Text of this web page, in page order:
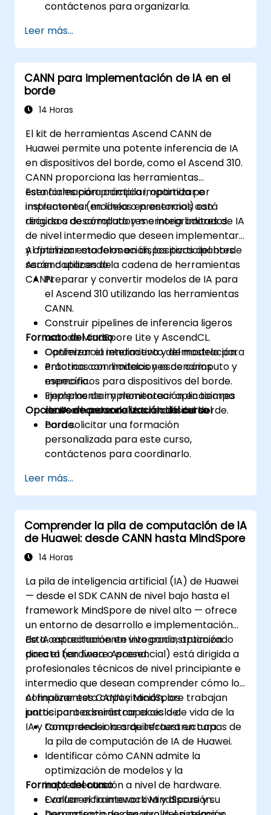
contáctenos para organizarla.
Leer más...
CANN para implementación de IA en el
borde
14 Horas
El kit de herramientas Ascend CANN de
Huawei permite una potente inferencia de IA
en dispositivos del borde, como el Ascend 310.
CANN proporciona las herramientas
esenciales para compilar, optimizar e
implementar modelos en entornos con
recursos de cómputo y memoria limitados.
Esta formación práctica impartida por
instructores (en línea o presencial) está
dirigida a desarrolladores e integradores de IA
de nivel intermedio que deseen implementar
y optimizar modelos en dispositivos del borde
Ascend utilizando la cadena de herramientas
CANN.
Al finalizar esta formación, los participantes
serán capaces de:
Preparar y convertir modelos de IA para
el Ascend 310 utilizando las herramientas
CANN.
Construir pipelines de inferencia ligeros
usando MindSpore Lite y AscendCL.
Optimizar el rendimiento del modelo para
entornos con limitaciones de cómputo y
memoria.
Implementar y monitorear aplicaciones
de IA en casos de uso reales del borde.
Formato del curso
Conferencia interactiva y demostración.
Práctica con modelos y escenarios
específicos para dispositivos del borde.
Ejemplos de implementación en tiempo
real en hardware virtual o físico del
borde.
Opciones de personalización del curso
Para solicitar una formación
personalizada para este curso,
contáctenos para coordinarlo.
Leer más...
Comprender la pila de computación de IA
de Huawei: desde CANN hasta MindSpore
14 Horas
La pila de inteligencia artificial (IA) de Huawei
— desde el SDK CANN de nivel bajo hasta el
framework MindSpore de nivel alto — ofrece
un entorno de desarrollo e implementación
de IA estrechamente integrado, optimizado
para el hardware Ascend.
Esta capacitación en vivo con instrucción
directa (en línea o presencial) está dirigida a
profesionales técnicos de nivel principiante e
intermedio que desean comprender cómo los
componentes CANN y MindSpore trabajan
juntos para administrar el ciclo de vida de la
IA y tomar decisiones de infraestructura.
Al finalizar esta capacitación, los
participantes serán capaces de:
Comprender la arquitectura en capas de
la pila de computación de IA de Huawei.
Identificar cómo CANN admite la
optimización de modelos y la
implementación a nivel de hardware.
Evaluar el framework MindSpore y su
Formato del curso
Conferencia interactiva y discusión.